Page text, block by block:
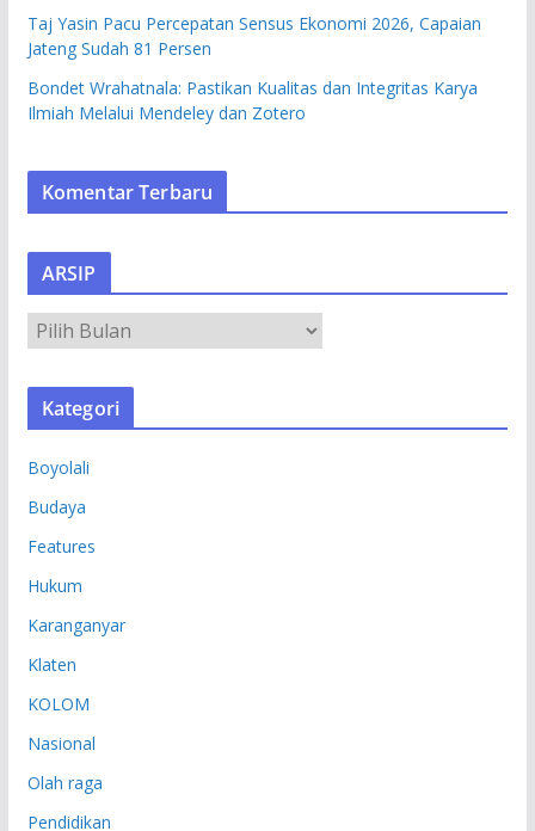
Taj Yasin Pacu Percepatan Sensus Ekonomi 2026, Capaian
Jateng Sudah 81 Persen
Bondet Wrahatnala: Pastikan Kualitas dan Integritas Karya
Ilmiah Melalui Mendeley dan Zotero
Komentar Terbaru
ARSIP
R
S
Kategori
Boyolali
Budaya
Features
Hukum
Karanganyar
Klaten
KOLOM
Nasional
Olah raga
Pendidikan